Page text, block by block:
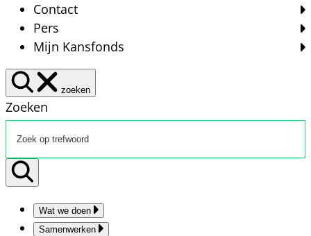
Contact
Pers
Mijn Kansfonds
zoeken
Zoeken
Wat we doen
Samenwerken